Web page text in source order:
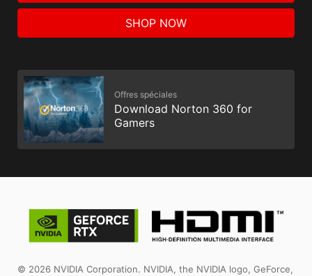
SHOP NOW
Offres spéciales
Download Norton 360 for
Gamers
© 2026 NVIDIA Corporation. NVIDIA, the NVIDIA logo, GeForce,